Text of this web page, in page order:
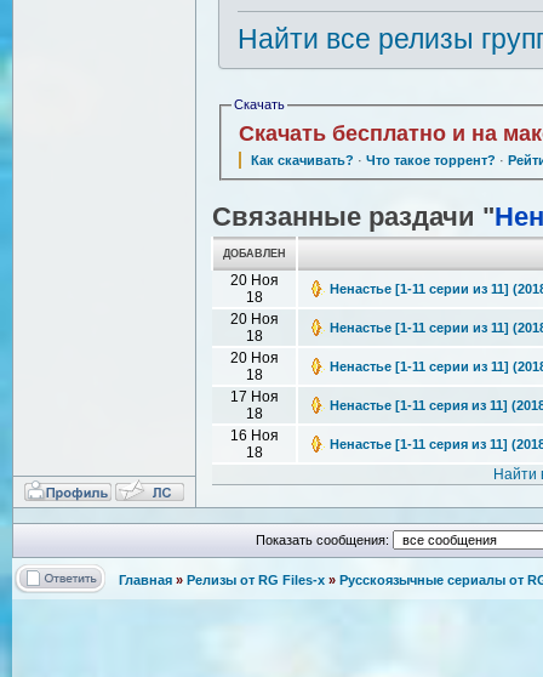
Найти все релизы
Скачать
Скачать бесплатно и на
Как скачивать? · Что такое торрент? ·
Связанные раздачи "
ДОБАВЛЕН
20 Ноя
18
Ненастье [1-11 серии из 11]
20 Ноя
18
Ненастье [1-11 серии из 11]
20 Ноя
18
Ненастье [1-11 серии из 11]
17 Ноя
18
Ненастье [1-11 серия из 11]
16 Ноя
18
Ненастье [1-11 серия из 11]
Найти
Показать сообщения:
Главная » Релизы от RG Files-x » Русскоязычные сериалы от